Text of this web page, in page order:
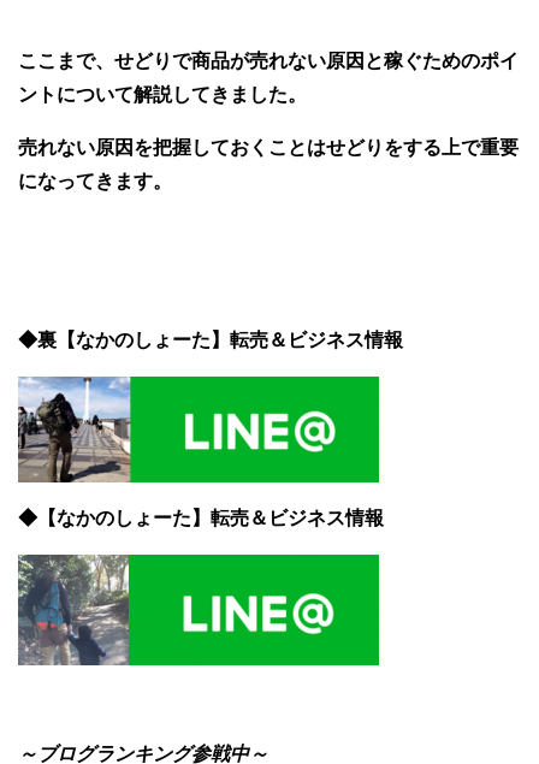
ここまで、せどりで商品が売れない原因と稼ぐためのポイ
ントについて解説してきました。
売れない原因を把握しておくことはせどりをする上で重要
になってきます。
◆裏【なかのしょーた】転売＆ビジネス情報
◆【なかのしょーた】転売＆ビジネス情報
～ブログランキング参戦中～